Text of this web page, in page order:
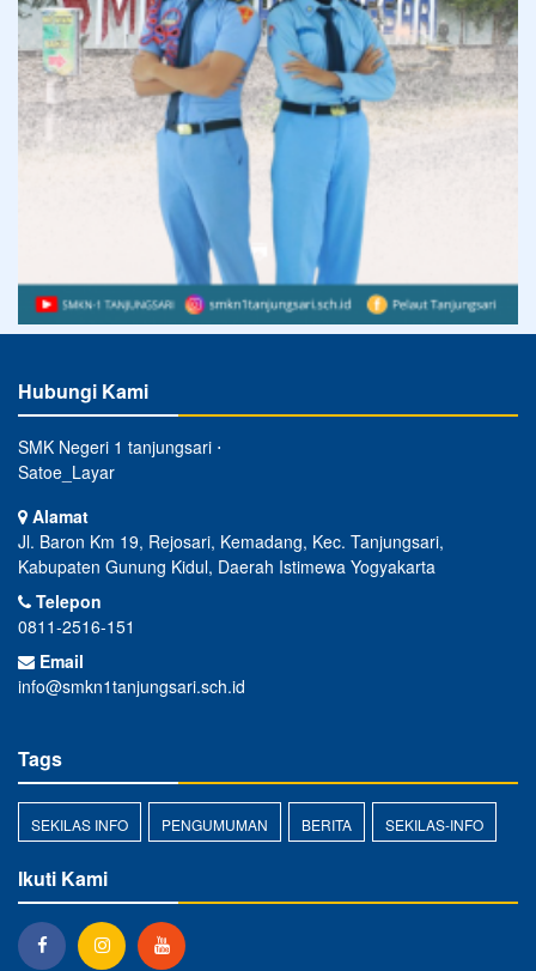
Hubungi Kami
SMK Negeri 1 tanjungsari ⋅
Satoe_Layar
Alamat
Jl. Baron Km 19, Rejosari, Kemadang, Kec. Tanjungsari,
Kabupaten Gunung Kidul, Daerah Istimewa Yogyakarta
Telepon
0811-2516-151
Email
info@smkn1tanjungsari.sch.id
Tags
SEKILAS INFO PENGUMUMAN BERITA SEKILAS-INFO
Ikuti Kami